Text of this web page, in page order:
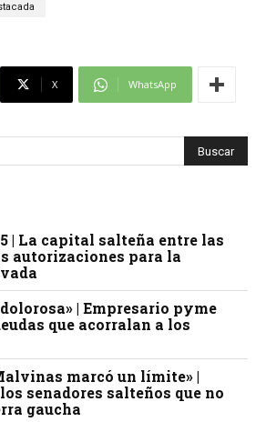
X WhatsApp
| La capital salteña entre las
autorizaciones para la
| Empresario pyme
que acorralan a los
marcó un límite» |
senadores salteños que no
gaucha